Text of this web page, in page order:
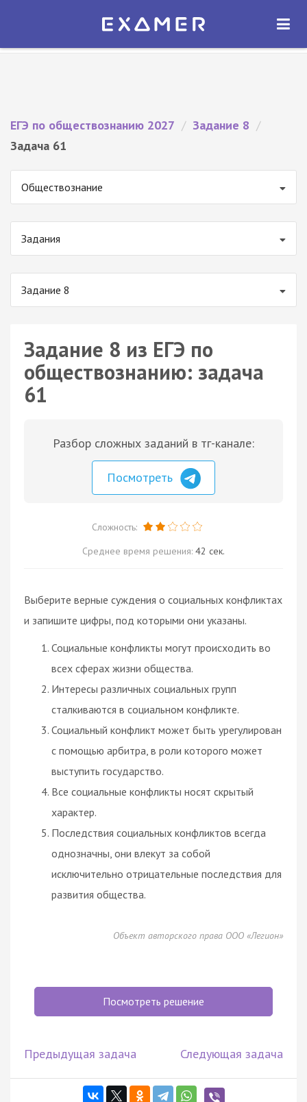
Экзамер — ЕГЭ 2027
ОТКРЫТЬ
ЕГЭ по обществознанию 2027 / Задание 8 /
Задача 61
Обществознание
Задания
Задание 8
Задание 8 из ЕГЭ по
обществознанию: задача
61
Разбор сложных заданий в тг-канале:
Посмотреть
Сложность:
Среднее время решения: 42 сек.
Выберите верные суждения о социальных конфликтах
и запишите цифры, под которыми они указаны.
Социальные конфликты могут происходить во
всех сферах жизни общества.
Интересы различных социальных групп
сталкиваются в социальном конфликте.
Социальный конфликт может быть урегулирован
с помощью арбитра, в роли которого может
выступить государство.
Все социальные конфликты носят скрытый
характер.
Последствия социальных конфликтов всегда
однозначны, они влекут за собой
исключительно отрицательные последствия для
развития общества.
Объект авторского права ООО «Легион»
Посмотреть решение
Предыдущая задача Следующая задача